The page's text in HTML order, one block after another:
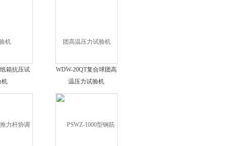
箱抗压试
机
WDW-20QT复合球团高
温压力试验机